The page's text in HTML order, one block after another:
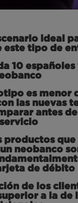
ideal
este tipo de
10 españoles
es menor
las nuevas
antes
productos
neobanco
de débito
de los
a la de